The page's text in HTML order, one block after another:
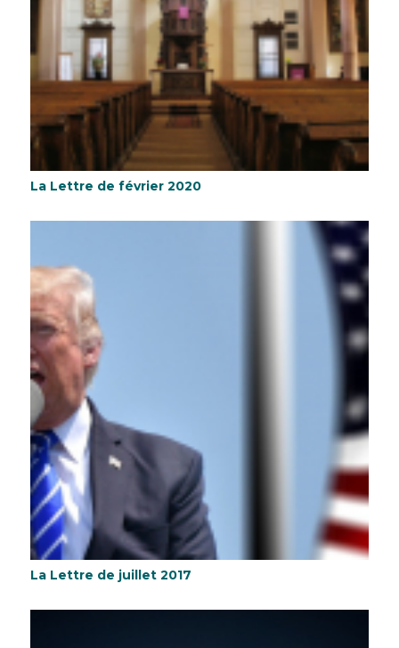
La Lettre de février 2020
La Lettre de juillet 2017